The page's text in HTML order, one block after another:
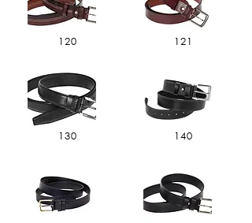
120
130
121
140